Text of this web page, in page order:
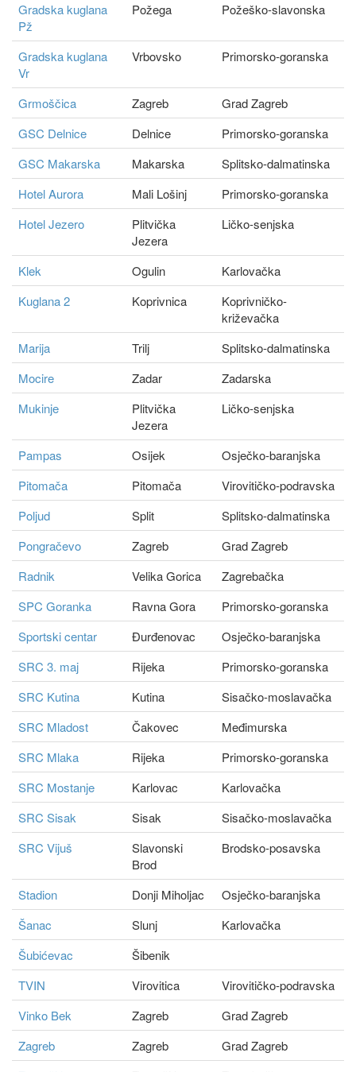
Gradska kuglana
Pž
Požega Požeško-slavonska
Gradska kuglana
Vr
Vrbovsko Primorsko-goranska
Grmoščica Zagreb
Grad Zagreb
GSC Delnice
Delnice
Primorsko-goranska
GSC Makarska
Makarska
Splitsko-dalmatinska
Hotel Aurora
Mali Lošinj
Primorsko-goranska
Hotel Jezero
Plitvička
Jezera
Ličko-senjska
Klek Ogulin
Karlovačka
Kuglana 2
Koprivnica
Koprivničko-
križevačka
Marija
Trilj
Splitsko-dalmatinska
Mocire
Zadar
Zadarska
Mukinje
Plitvička
Jezera
Ličko-senjska
Pampas Osijek
Osječko-baranjska
Pitomača
Pitomača
Virovitičko-podravska
Poljud
Split
Splitsko-dalmatinska
Pongračevo
Zagreb
Grad Zagreb
Radnik
Velika Gorica
Zagrebačka
SPC Goranka
Ravna Gora
Primorsko-goranska
Sportski centar
Đurđenovac
Osječko-baranjska
SRC 3. maj
Rijeka
Primorsko-goranska
SRC Kutina
Kutina
Sisačko-moslavačka
SRC Mladost
Čakovec
Međimurska
SRC Mlaka
Rijeka
Primorsko-goranska
SRC Mostanje
Karlovac
Karlovačka
SRC Sisak
Sisak
Sisačko-moslavačka
SRC Vijuš
Slavonski
Brod
Brodsko-posavska
Stadion Donji Miholjac
Osječko-baranjska
Šanac
Slunj
Karlovačka
Šubićevac
Šibenik
TVIN
Virovitica
Virovitičko-podravska
Vinko Bek
Zagreb
Grad Zagreb
Zagreb
Zagreb
Grad Zagreb